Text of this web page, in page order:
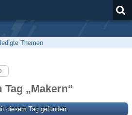
Themen
„Makern“
diesem Tag gefunden.